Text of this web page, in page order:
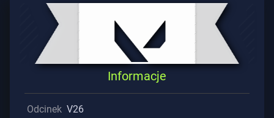
INFORMACJE
Prywatność
Informacje
Odcinek V26